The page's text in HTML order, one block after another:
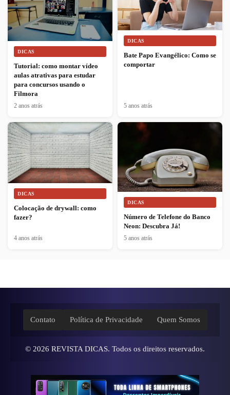
DICAS
Tutorial: como montar vídeo
aulas atrativas para estudar
para concursos usando o
Filmora
2 anos atrás
DICAS
Bate Papo Evangélico: Como se
comportar
5 anos atrás
DICAS
Colocação de drywall: como
fazer?
4 anos atrás
DICAS
Número de Telefone do Banco
Neon: Descubra Já!
5 anos atrás
Contato Política de Privacidade Quem Somos
© 2026 REVISTA DICAS. Todos os direitos reservados.